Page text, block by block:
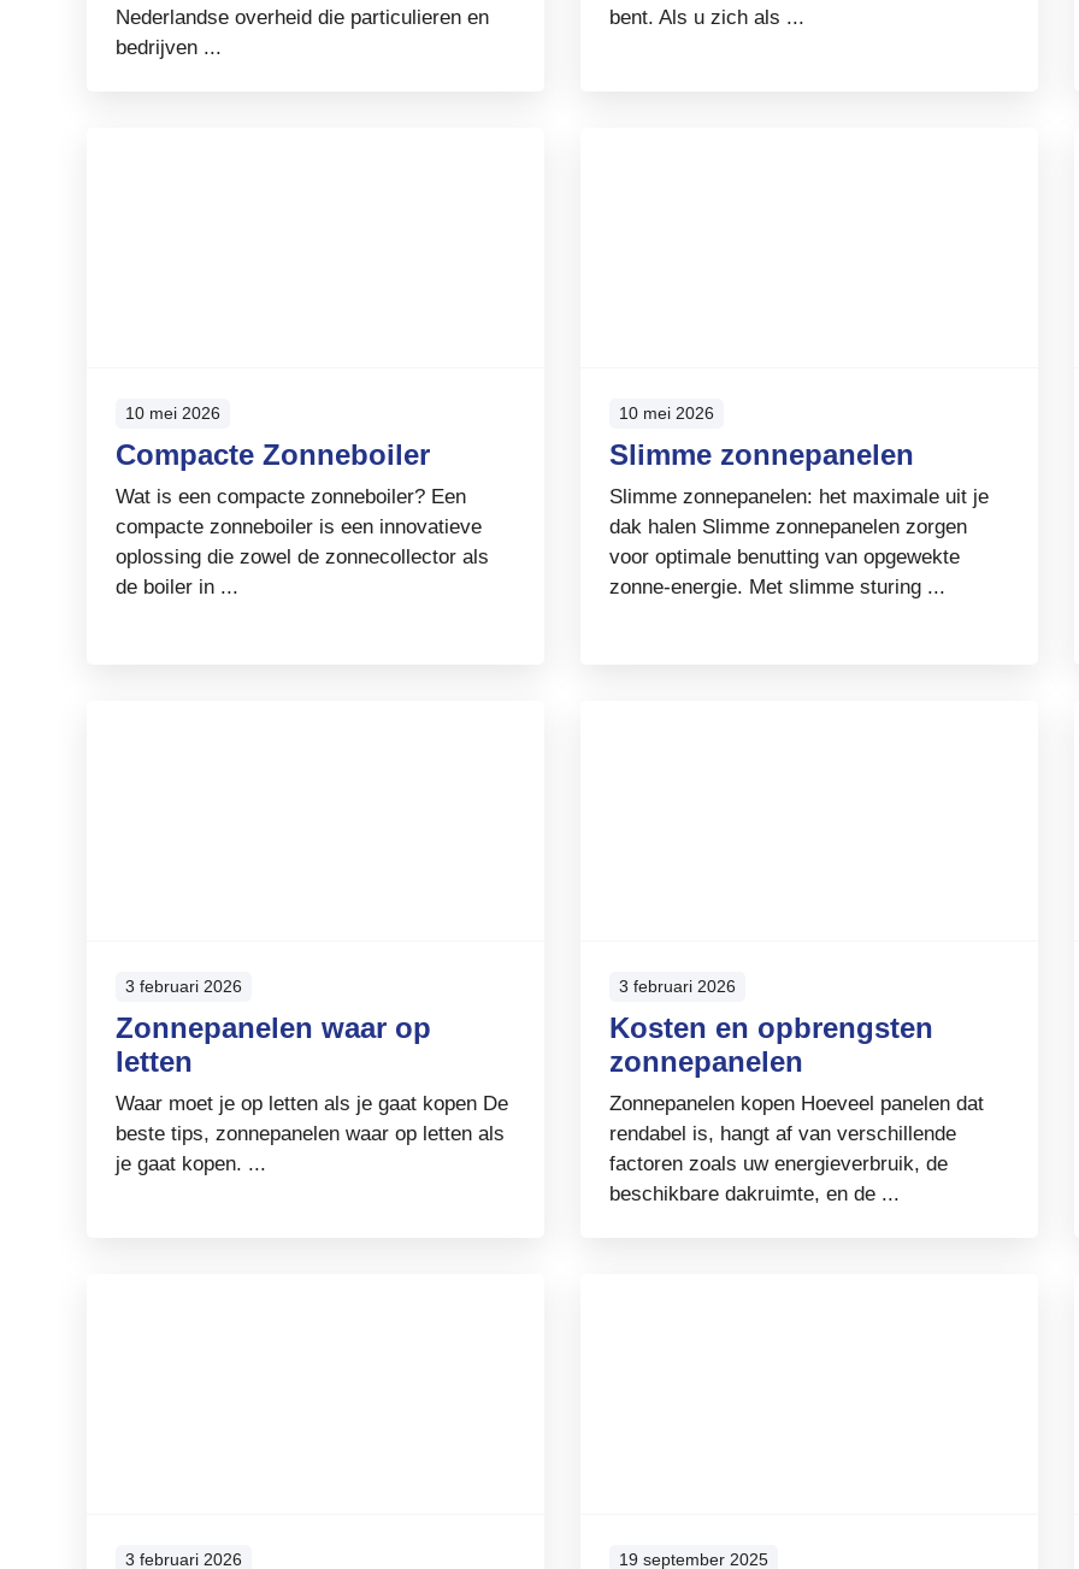
Nederlandse overheid die particulieren en
bedrijven ...
bent. Als u zich als ...
10 mei 2026
Compacte Zonneboiler
Wat is een compacte zonneboiler? Een
compacte zonneboiler is een innovatieve
oplossing die zowel de zonnecollector als
de boiler in ...
10 mei 2026
Slimme zonnepanelen
Slimme zonnepanelen: het maximale uit je
dak halen Slimme zonnepanelen zorgen
voor optimale benutting van opgewekte
zonne-energie. Met slimme sturing ...
3 februari 2026
Zonnepanelen waar op
letten
Waar moet je op letten als je gaat kopen De
beste tips, zonnepanelen waar op letten als
je gaat kopen. ...
3 februari 2026
Kosten en opbrengsten
zonnepanelen
Zonnepanelen kopen Hoeveel panelen dat
rendabel is, hangt af van verschillende
factoren zoals uw energieverbruik, de
beschikbare dakruimte, en de ...
3 februari 2026 19 september 2025